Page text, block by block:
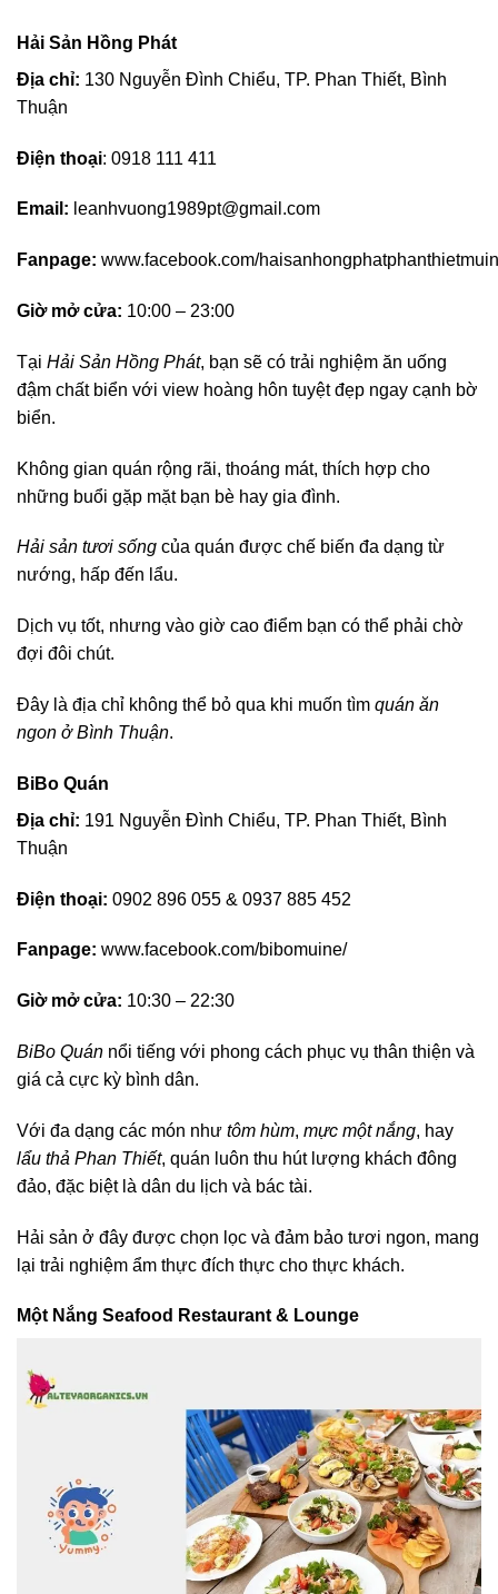
Hải Sản Hồng Phát
Địa chỉ: 130 Nguyễn Đình Chiểu, TP. Phan Thiết, Bình
Thuận
Điện thoại: 0918 111 411
Email: leanhvuong1989pt@gmail.com
Fanpage: www.facebook.com/
Giờ mở cửa: 10:00 – 23:00
Tại Hải Sản Hồng Phát, bạn sẽ có trải nghiệm ăn uống
đậm chất biển với view hoàng hôn tuyệt đẹp ngay cạnh bờ
biển.
Không gian quán rộng rãi, thoáng mát, thích hợp cho
những buổi gặp mặt bạn bè hay gia đình.
Hải sản tươi sống của quán được chế biến đa dạng từ
nướng, hấp đến lẩu.
Dịch vụ tốt, nhưng vào giờ cao điểm bạn có thể phải chờ
đợi đôi chút.
Đây là địa chỉ không thể bỏ qua khi muốn tìm quán ăn
ngon ở Bình Thuận.
BiBo Quán
Địa chỉ: 191 Nguyễn Đình Chiểu, TP. Phan Thiết, Bình
Thuận
Điện thoại: 0902 896 055 & 0937 885 452
Fanpage: www.facebook.com/bibomuine/
Giờ mở cửa: 10:30 – 22:30
BiBo Quán nổi tiếng với phong cách phục vụ thân thiện và
giá cả cực kỳ bình dân.
Với đa dạng các món như tôm hùm, mực một nắng, hay
lẩu thả Phan Thiết, quán luôn thu hút lượng khách đông
đảo, đặc biệt là dân du lịch và bác tài.
Hải sản ở đây được chọn lọc và đảm bảo tươi ngon, mang
lại trải nghiệm ẩm thực đích thực cho thực khách.
Một Nắng Seafood Restaurant & Lounge